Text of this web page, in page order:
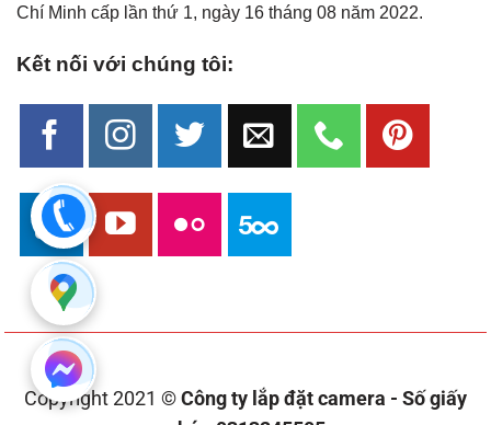
Chí Minh cấp lần thứ 1, ngày 16 tháng 08 năm 2022.
Kết nối với chúng tôi:
Copyright 2021 © Công ty lắp đặt camera - Số giấy